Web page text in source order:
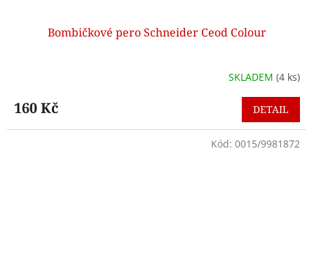
Bombičkové pero Schneider Ceod Colour
SKLADEM (4 ks)
160 Kč DETAIL
Kód: 0015/9981872